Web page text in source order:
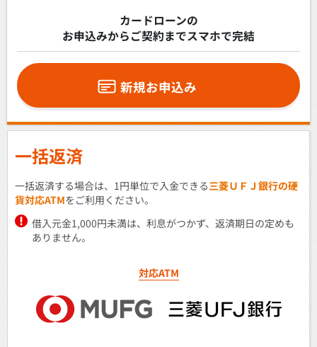
カードローンの
お申込みからご契約までスマホで完結
新規お申込み
一括返済
一括返済する場合は、1円単位で入金できる三菱ＵＦＪ銀行の硬
貨対応ATMをご利用ください。
借入元金1,000円未満は、利息がつかず、返済期日の定めも
ありません。
対応ATM